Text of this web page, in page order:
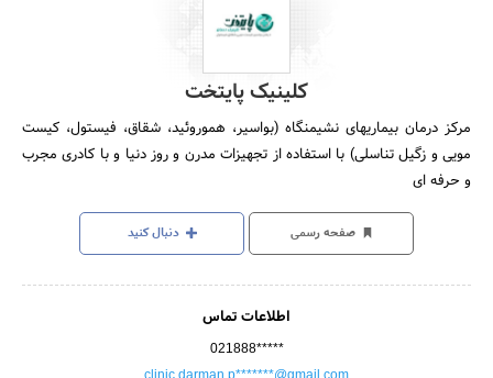
کلینیک پایتخت
مرکز درمان بیماریهای نشیمنگاه (بواسیر، هموروئید، شقاق، فیستول، کیست
مویی و زگیل تناسلی) با استفاده از تجهیزات مدرن و روز دنیا و با کادری مجرب
و حرفه ای
صفحه رسمی دنبال کنید
اطلاعات تماس
021888*****
clinic.darman.p*******@gmail.com